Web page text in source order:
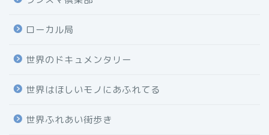
ローカル局
世界のドキュメンタリー
世界はほしいモノにあふれてる
世界ふれあい街歩き